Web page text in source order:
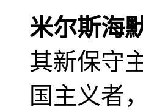
米尔斯海
其新保守
国主义者